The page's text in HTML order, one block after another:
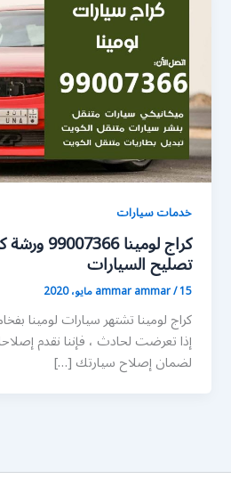
خدمات سيارات
كراج
تصليح السيارات
ammar ammar/15 مايو، 2020
كراج لومينا تشتهر سيارات لومينا
إذا تعرضت لحادث ، فإننا نقدم
لضمان إصلاح سيارتك […]